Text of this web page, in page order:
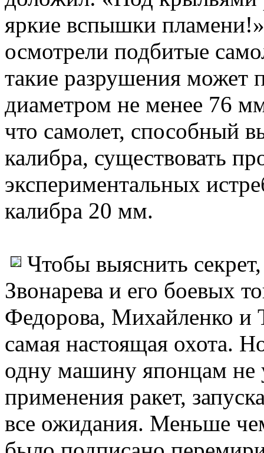
яркие вспышки
осмотрели подбитые
такие разрушения может
диаметром не менее 76
что самолет, способный
калибра, существовать
экспериментальных
калибра 20 мм.
Чтобы выяснить
Звонарева и его боевых
Федорова, Михайленко и
самая настоящая охота.
одну машину японцам не
применения ракет,
все ожидания. Меньше